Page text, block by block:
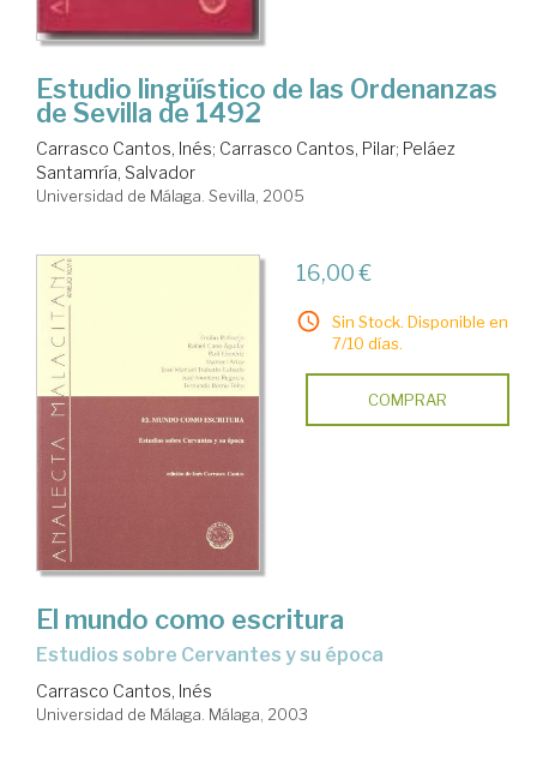
Estudio lingüístico de las Ordenanzas
de Sevilla de 1492
Carrasco Cantos, Inés; Carrasco Cantos, Pilar; Peláez
Santamría, Salvador
Universidad de Málaga. Sevilla, 2005
16,00 €
Sin Stock. Disponible en
7/10 días.
COMPRAR
El mundo como escritura
estudios sobre Cervantes y su época
Carrasco Cantos, Inés
Universidad de Málaga. Málaga, 2003